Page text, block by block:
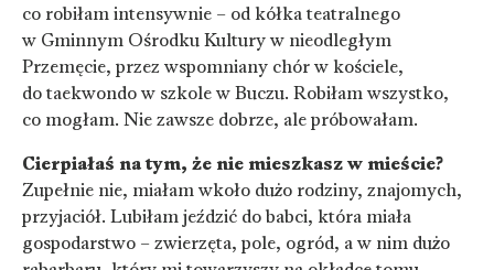
co robiłam intensywnie – od kółka teatralnego
w Gminnym Ośrodku Kultury w nieodległym
Przemęcie, przez wspomniany chór w kościele,
do taekwondo w szkole w Buczu. Robiłam wszystko,
co mogłam. Nie zawsze dobrze, ale próbowałam.
Cierpiałaś na tym, że nie mieszkasz w mieście?
Zupełnie nie, miałam wkoło dużo rodziny, znajomych,
przyjaciół. Lubiłam jeździć do babci, która miała
gospodarstwo – zwierzęta, pole, ogród, a w nim dużo